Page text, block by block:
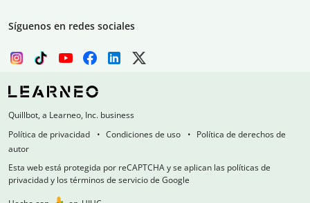
Síguenos en redes sociales
Quillbot, a Learneo, Inc. business
Política de privacidad
Condiciones de uso
Política de derechos de
autor
Esta web está protegida por reCAPTCHA y se aplican las políticas de
privacidad y los términos de servicio de Google